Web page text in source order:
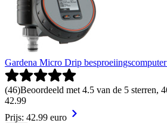
Gardena Micro Drip
(46)Beoordeeld met 4.5 van de 5 sterren,
42.99
Prijs: 42.99 euro